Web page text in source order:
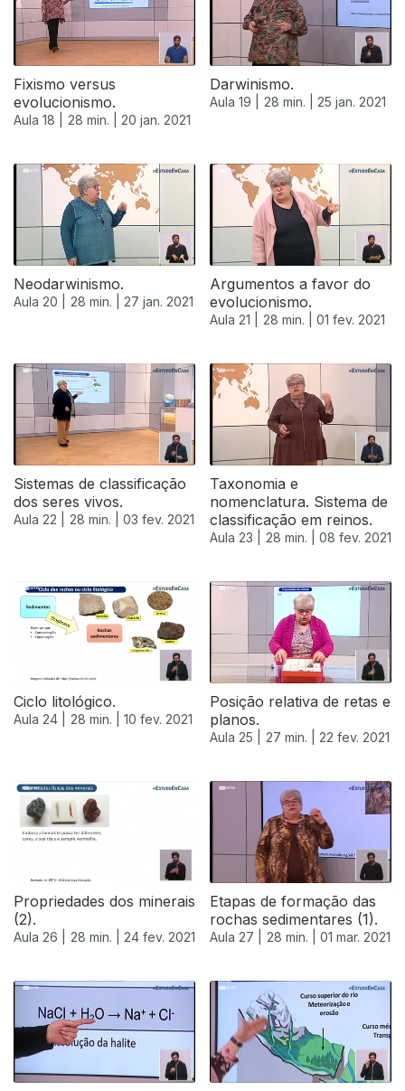
Fixismo versus
evolucionismo.
Aula 18 | 28 min. | 20 jan. 2021
Darwinismo.
Aula 19 | 28 min. | 25 jan. 2021
Neodarwinismo.
Aula 20 | 28 min. | 27 jan. 2021
Argumentos a favor do
evolucionismo.
Aula 21 | 28 min. | 01 fev. 2021
Sistemas de classificação
dos seres vivos.
Aula 22 | 28 min. | 03 fev. 2021
Taxonomia e
nomenclatura. Sistema de
classificação em reinos.
Aula 23 | 28 min. | 08 fev. 2021
522860
Ciclo litológico.
Aula 24 | 28 min. | 10 fev. 2021
Posição relativa de retas e
planos.
Aula 25 | 27 min. | 22 fev. 2021
Propriedades dos minerais
(2).
Aula 26 | 28 min. | 24 fev. 2021
Etapas de formação das
rochas sedimentares (1).
Aula 27 | 28 min. | 01 mar. 2021